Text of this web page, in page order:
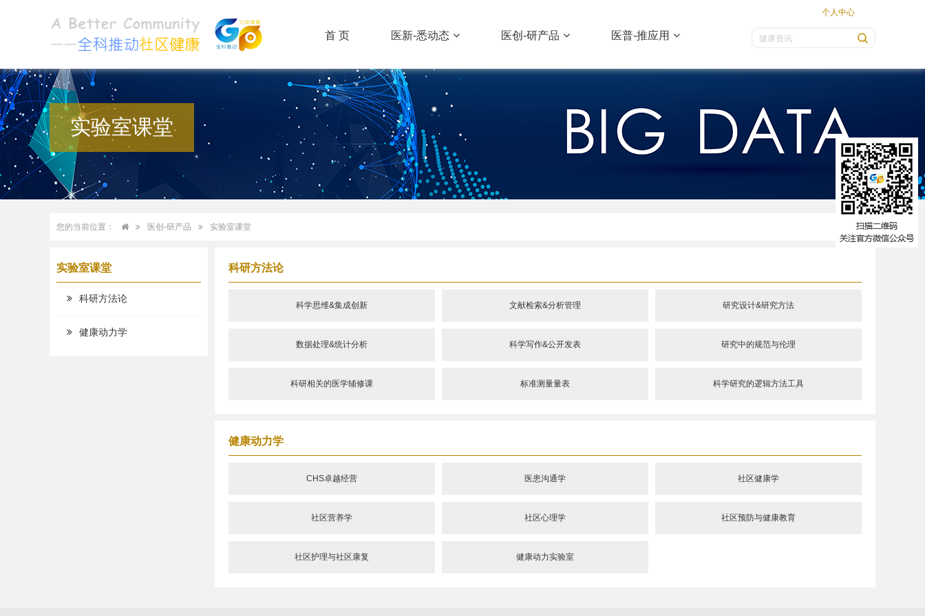
个人中心
首 页 医新-悉动态 医创-研产品 医普-推应用
实验室课堂
您的当前位置： 医创-研产品 实验室课堂
实验室课堂
科研方法论
健康动力学
科研方法论
科学思维&集成创新 文献检索&分析管理 研究设计&研究方法
数据处理&统计分析 科学写作&公开发表 研究中的规范与伦理
科研相关的医学辅修课 标准测量量表 科学研究的逻辑方法工具
健康动力学
CHS卓越经营 医患沟通学 社区健康学
社区营养学 社区心理学 社区预防与健康教育
社区护理与社区康复 健康动力实验室